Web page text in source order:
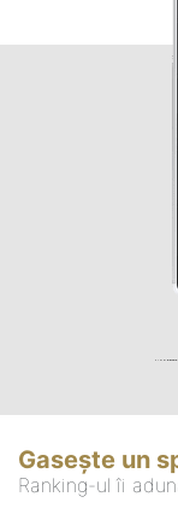
Gasește un
Ranking-ul îi